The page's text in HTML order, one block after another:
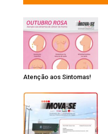
Atenção aos Sintomas!